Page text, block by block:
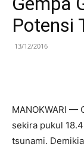
Potensi
13/12/2016
MANOKWARI —
sekira pukul
tsunami.